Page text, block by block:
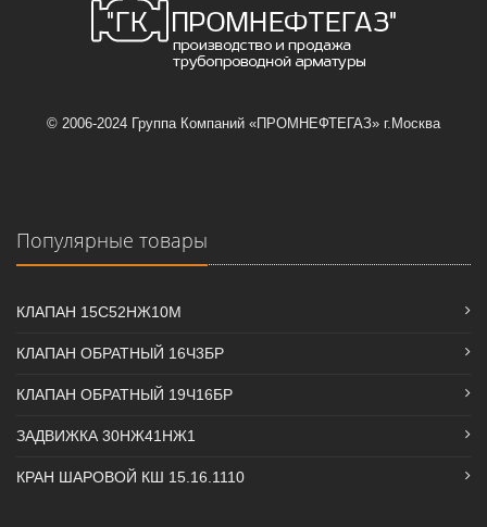
© 2006-2024 Группа Компаний «ПРОМНЕФТЕГАЗ» г.Москва
Популярные товары
КЛАПАН 15С52НЖ10М
КЛАПАН ОБРАТНЫЙ 16Ч3БР
КЛАПАН ОБРАТНЫЙ 19Ч16БР
ЗАДВИЖКА 30НЖ41НЖ1
КРАН ШАРОВОЙ КШ 15.16.1110